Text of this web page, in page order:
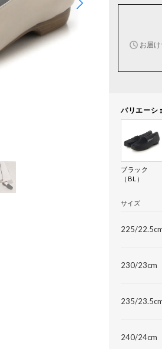
お届
バリエーシ
ブラック
（BL）
サイズ
225/
230/23cm
235/
240/24cm